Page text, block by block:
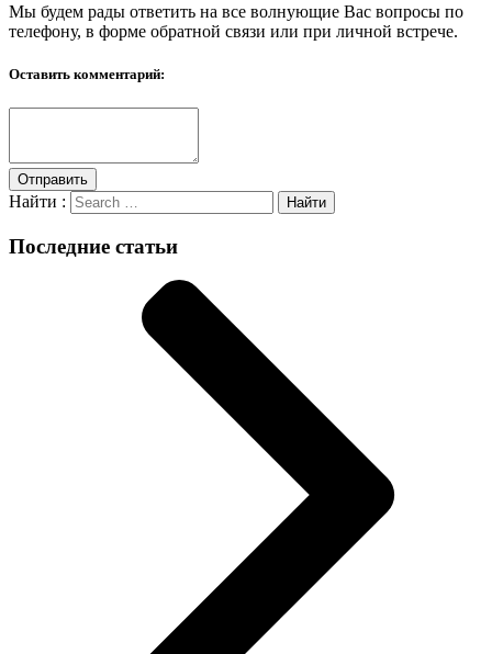
Мы будем рады ответить на все волнующие Вас вопросы по
телефону, в форме обратной связи или при личной встрече.
Оставить комментарий:
Отправить
Найти :
Последние статьи